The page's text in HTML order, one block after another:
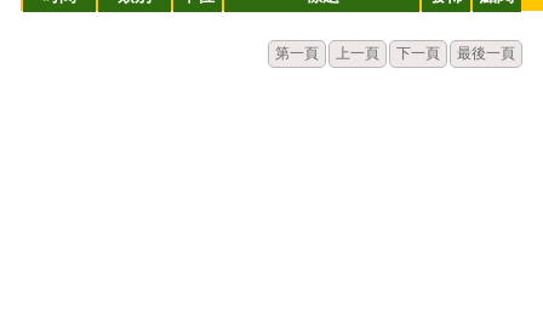
第一頁 上一頁 下一頁 最後一頁